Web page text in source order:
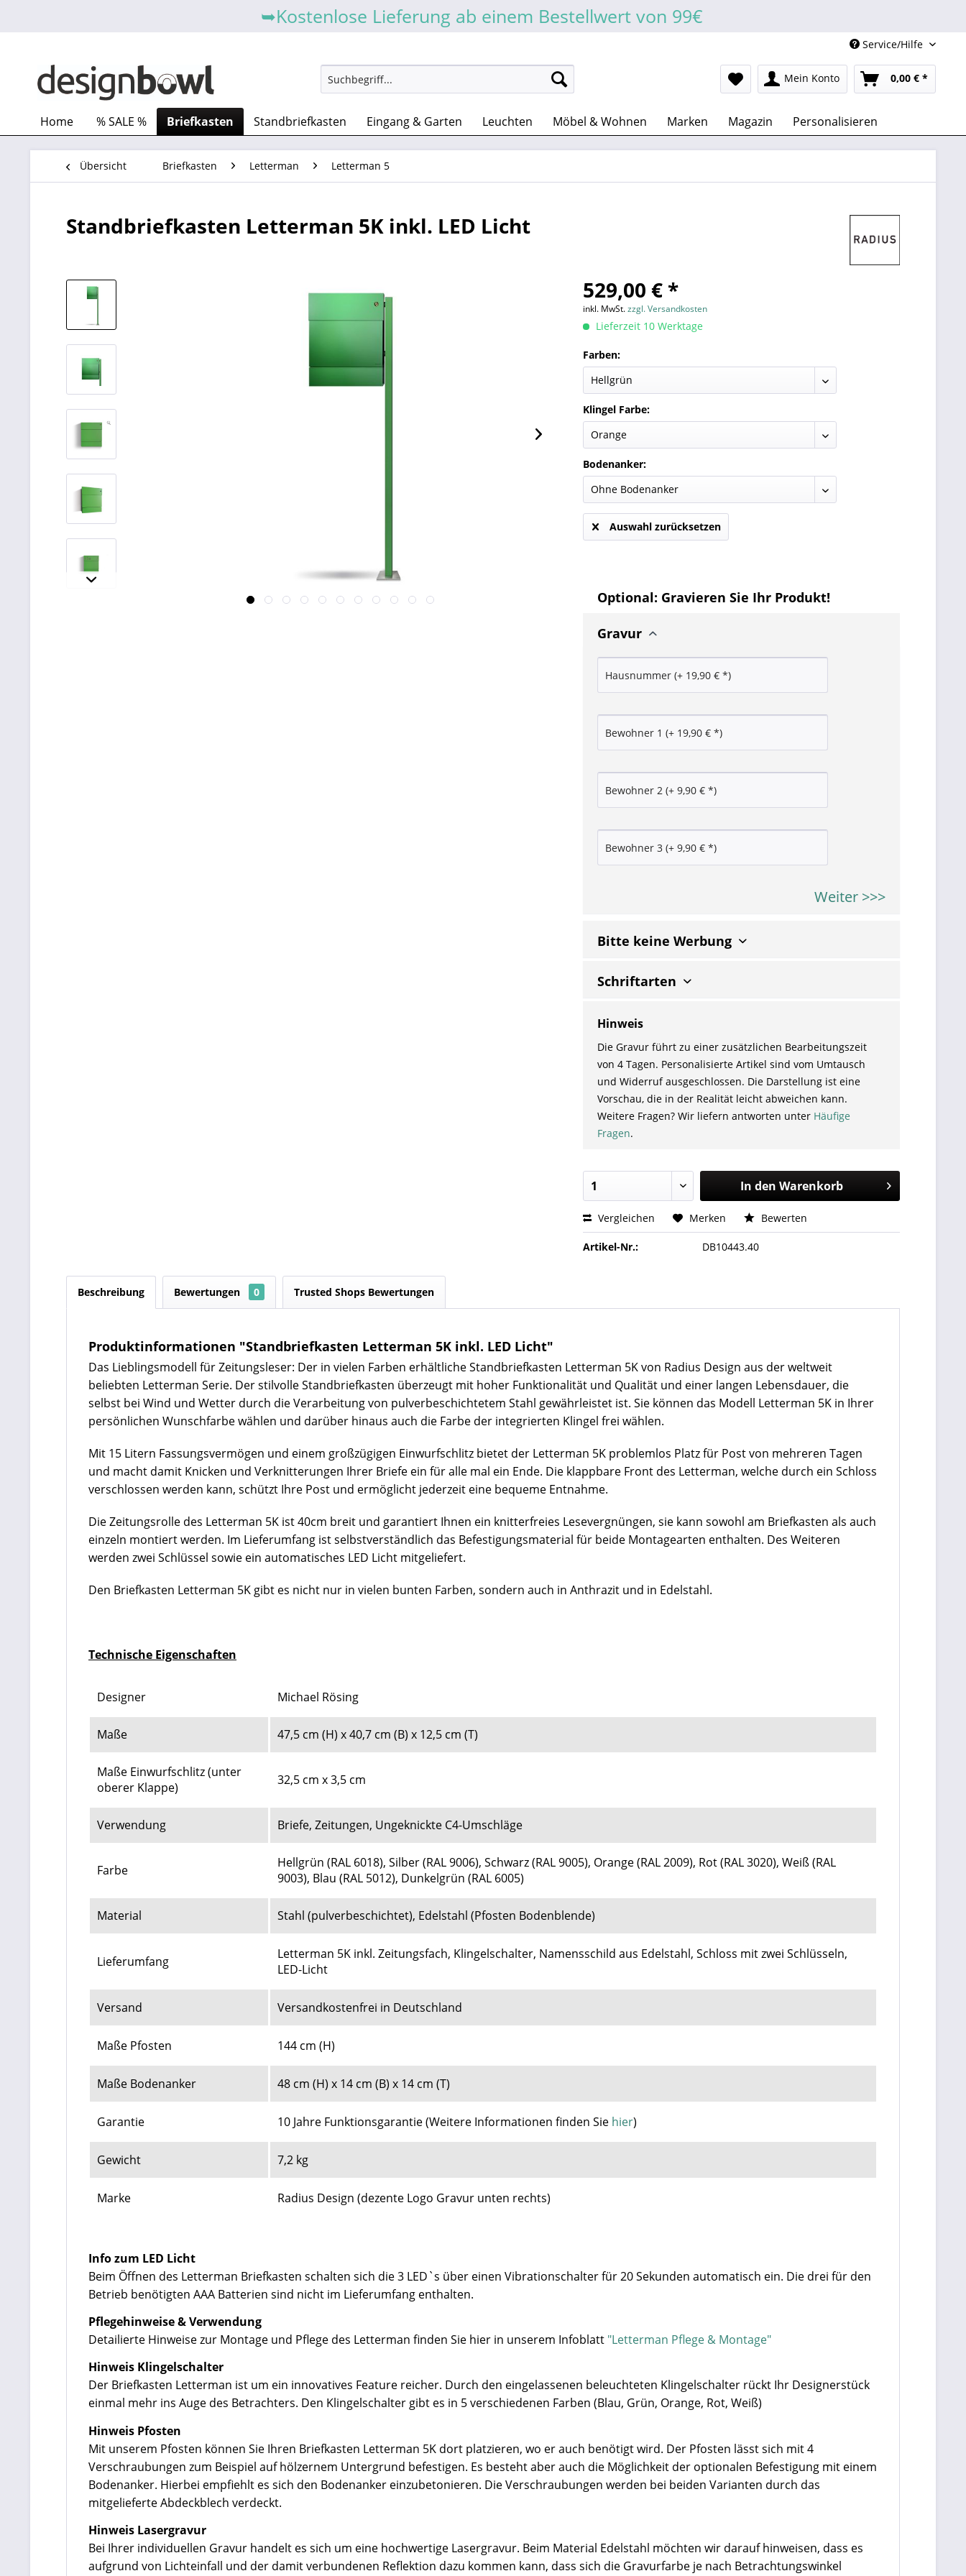
➥Kostenlose Lieferung ab einem Bestellwert von 99€
Service/Hilfe
Mein Konto 0,00 € *
Home % SALE % Briefkasten Standbriefkasten Eingang & Garten Leuchten Möbel & Wohnen Marken Magazin Personalisieren
Übersicht Briefkasten Letterman Letterman 5
Standbriefkasten Letterman 5K inkl. LED Licht
529,00 € *
inkl. MwSt.zzgl. Versandkosten
Lieferzeit 10 Werktage
Farben:
Klingel Farbe:
Bodenanker:
Auswahl zurücksetzen
Optional: Gravieren Sie Ihr Produkt!
Gravur
Weiter >>>
Bitte keine Werbung
Schriftarten
Hinweis
Die Gravur führt zu einer zusätzlichen Bearbeitungszeit
von 4 Tagen. Personalisierte Artikel sind vom Umtausch
und Widerruf ausgeschlossen. Die Darstellung ist eine
Vorschau, die in der Realität leicht abweichen kann.
Weitere Fragen? Wir liefern antworten unter Häufige
Fragen.
In den Warenkorb
Vergleichen Merken Bewerten
Artikel-Nr.: DB10443.40
Beschreibung Bewertungen 0 Trusted Shops Bewertungen
Produktinformationen "Standbriefkasten Letterman 5K inkl. LED Licht"
Das Lieblingsmodell für Zeitungsleser: Der in vielen Farben erhältliche Standbriefkasten Letterman 5K von Radius Design aus der weltweit
beliebten Letterman Serie. Der stilvolle Standbriefkasten überzeugt mit hoher Funktionalität und Qualität und einer langen Lebensdauer, die
selbst bei Wind und Wetter durch die Verarbeitung von pulverbeschichtetem Stahl gewährleistet ist. Sie können das Modell Letterman 5K in Ihrer
persönlichen Wunschfarbe wählen und darüber hinaus auch die Farbe der integrierten Klingel frei wählen.
Mit 15 Litern Fassungsvermögen und einem großzügigen Einwurfschlitz bietet der Letterman 5K problemlos Platz für Post von mehreren Tagen
und macht damit Knicken und Verknitterungen Ihrer Briefe ein für alle mal ein Ende. Die klappbare Front des Letterman, welche durch ein Schloss
verschlossen werden kann, schützt Ihre Post und ermöglicht jederzeit eine bequeme Entnahme.
Die Zeitungsrolle des Letterman 5K ist 40cm breit und garantiert Ihnen ein knitterfreies Lesevergnüngen, sie kann sowohl am Briefkasten als auch
einzeln montiert werden. Im Lieferumfang ist selbstverständlich das Befestigungsmaterial für beide Montagearten enthalten. Des Weiteren
werden zwei Schlüssel sowie ein automatisches LED Licht mitgeliefert.
Den Briefkasten Letterman 5K gibt es nicht nur in vielen bunten Farben, sondern auch in Anthrazit und in Edelstahl.
Technische Eigenschaften
Designer Michael Rösing
Maße 47,5 cm (H) x 40,7 cm (B) x 12,5 cm (T)
Maße Einwurfschlitz (unter
oberer Klappe)
32,5 cm x 3,5 cm
Verwendung Briefe, Zeitungen, Ungeknickte C4-Umschläge
Farbe Hellgrün (RAL 6018), Silber (RAL 9006), Schwarz (RAL 9005), Orange (RAL 2009), Rot (RAL 3020), Weiß(RAL
9003), Blau (RAL 5012), Dunkelgrün (RAL 6005)
Material Stahl (pulverbeschichtet), Edelstahl (Pfosten Bodenblende)
Lieferumfang
Letterman 5K inkl. Zeitungsfach, Klingelschalter, Namensschild aus Edelstahl, Schloss mit zwei Schlüsseln,
LED-Licht
Versand Versandkostenfrei in Deutschland
Maße Pfosten 144 cm (H)
Maße Bodenanker 48 cm (H) x 14 cm (B) x 14 cm (T)
Garantie 10 Jahre Funktionsgarantie(Weitere Informationen finden Sie hier)
Gewicht 7,2 kg
Marke Radius Design (dezente Logo Gravur unten rechts)
Info zum LED Licht
Beim Öffnen des Letterman Briefkasten schalten sich die 3 LED`s über einen Vibrationschalter für 20 Sekunden automatisch ein. Die drei für den
Betrieb benötigten AAA Batterien sind nicht im Lieferumfang enthalten.
Pflegehinweise & Verwendung
Detailierte Hinweise zur Montage und Pflege des Letterman finden Sie hier in unserem Infoblatt "Letterman Pflege & Montage"
Hinweis Klingelschalter
Der Briefkasten Letterman ist um ein innovatives Feature reicher. Durch den eingelassenen beleuchteten Klingelschalter rückt Ihr Designerstück
einmal mehr ins Auge des Betrachters. Den Klingelschalter gibt es in 5 verschiedenen Farben (Blau, Grün, Orange, Rot, Weiß)
Hinweis Pfosten
Mit unserem Pfosten können Sie Ihren Briefkasten Letterman 5K dort platzieren, wo er auch benötigt wird. Der Pfosten lässt sich mit 4
Verschraubungen zum Beispiel auf hölzernem Untergrund befestigen. Es besteht aber auch die Möglichkeit der optionalen Befestigung mit einem
Bodenanker. Hierbei empfiehlt es sich den Bodenanker einzubetonieren. Die Verschraubungen werden bei beiden Varianten durch das
mitgelieferte Abdeckblech verdeckt.
Hinweis Lasergravur
Bei Ihrer individuellen Gravur handelt es sich um eine hochwertige Lasergravur. Beim Material Edelstahl möchten wir darauf hinweisen, dass es
aufgrund von Lichteinfall und der damit verbundenen Reflektion dazu kommen kann, dass sich die Gravurfarbe je nach Betrachtungswinkel